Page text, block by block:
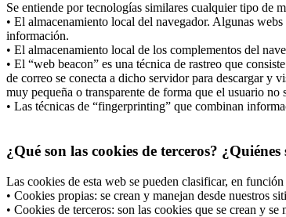
Se entiende por tecnologías similares cualquier tipo de
• El almacenamiento local del navegador. Algunas
información.
• El almacenamiento local de los complementos del
• El “web beacon” es una técnica de rastreo que
de correo se conecta a dicho servidor para descargar y
muy pequeña o transparente de forma que el usuario no
• Las técnicas de “fingerprinting” que combinan
¿Qué son las cookies de terceros?
Las cookies de esta web se pueden clasificar, en
• Cookies propias: se crean y manejan desde nuestros
• Cookies de terceros: son las cookies que se crean y